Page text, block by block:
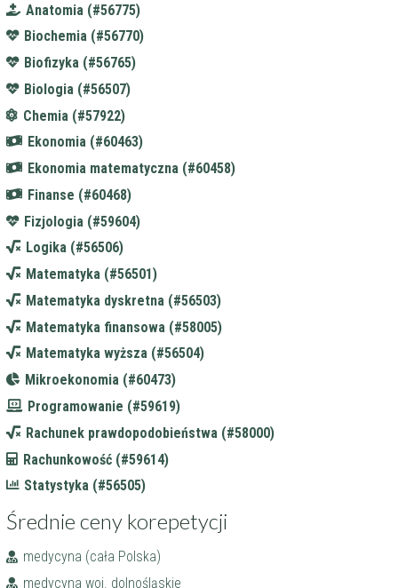
Anatomia (#56775)
Biochemia (#56770)
Biofizyka (#56765)
Biologia (#56507)
Chemia (#57922)
Ekonomia (#60463)
Ekonomia matematyczna (#60458)
Finanse (#60468)
Fizjologia (#59604)
Logika (#56506)
Matematyka (#56501)
Matematyka dyskretna (#56503)
Matematyka finansowa (#58005)
Matematyka wyższa (#56504)
Mikroekonomia (#60473)
Programowanie (#59619)
Rachunek prawdopodobieństwa (#58000)
Rachunkowość (#59614)
Statystyka (#56505)
Średnie ceny korepetycji
medycyna (cała Polska)
medycyna woj. dolnośląskie